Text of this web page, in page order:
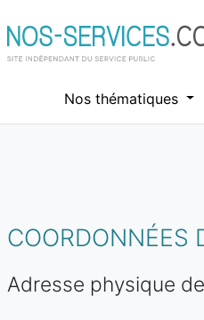
Nos thématiques
COORDONNÉES
Adresse physique